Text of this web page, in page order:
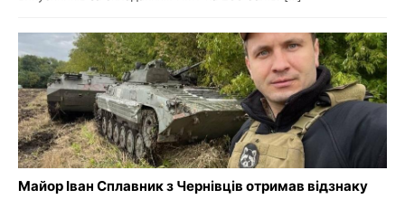
Майор Іван Сплавник з Чернівців отримав відзнаку